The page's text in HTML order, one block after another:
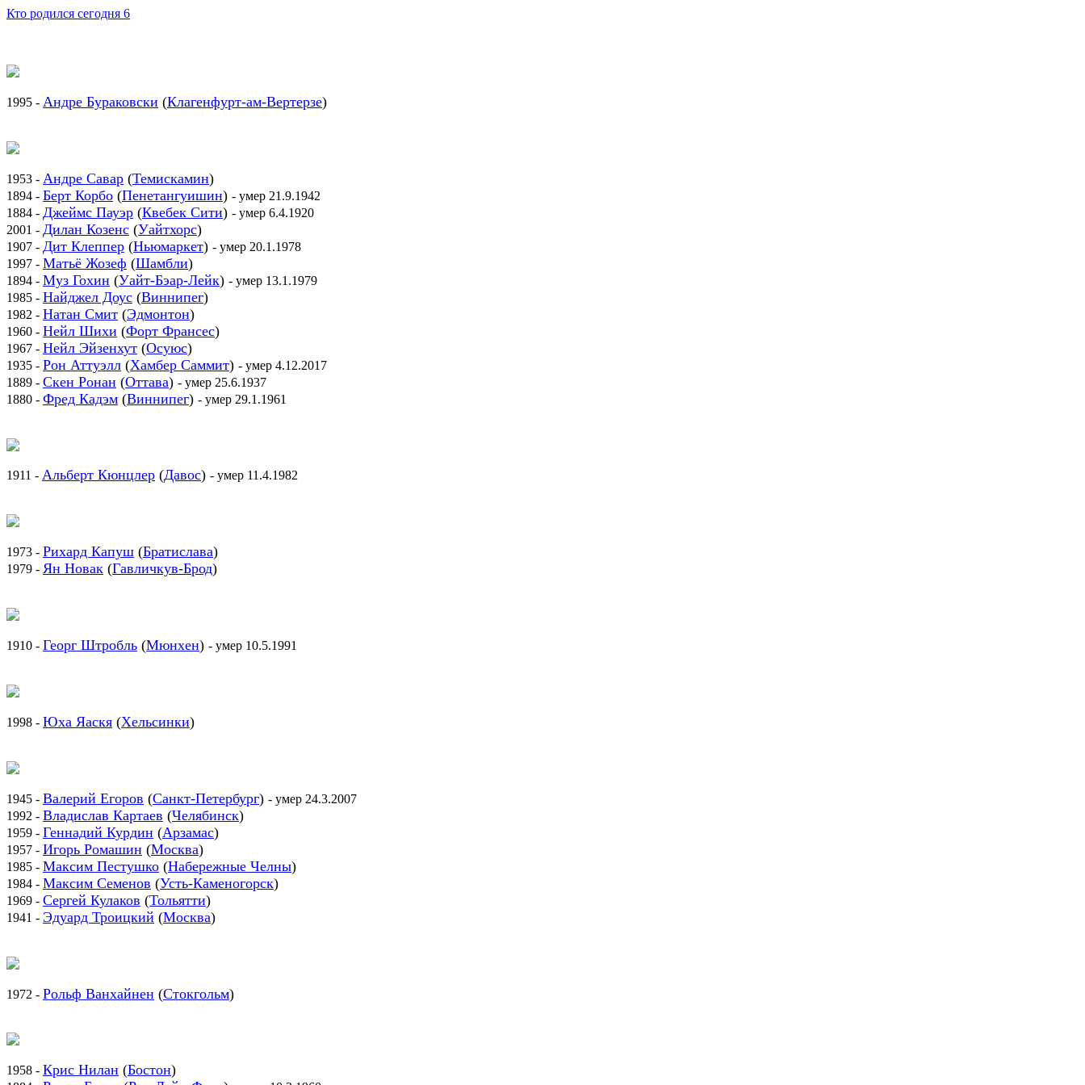
Кто родился сегодня 6
1995 - Андре Бураковски (Клагенфурт-ам-Вертерзе)
1953 - Андре Савар (Темискамин)
1894 - Берт Корбо (Пенетангуишин) - умер 21.9.1942
1884 - Джеймс Пауэр (Квебек Сити) - умер 6.4.1920
2001 - Дилан Козенс (Уайтхорс)
1907 - Дит Клеппер (Ньюмаркет) - умер 20.1.1978
1997 - Матьё Жозеф (Шамбли)
1894 - Муз Гохин (Уайт-Бэар-Лейк) - умер 13.1.1979
1985 - Найджел Доус (Виннипег)
1982 - Натан Смит (Эдмонтон)
1960 - Нейл Шихи (Форт Франсес)
1967 - Нейл Эйзенхут (Осуюс)
1935 - Рон Аттуэлл (Хамбер Саммит) - умер 4.12.2017
1889 - Скен Ронан (Оттава) - умер 25.6.1937
1880 - Фред Кадэм (Виннипег) - умер 29.1.1961
1911 - Альберт Кюнцлер (Давос) - умер 11.4.1982
1973 - Рихард Капуш (Братислава)
1979 - Ян Новак (Гавличкув-Брод)
1910 - Георг Штробль (Мюнхен) - умер 10.5.1991
1998 - Юха Яаскя (Хельсинки)
1945 - Валерий Егоров (Санкт-Петербург) - умер 24.3.2007
1992 - Владислав Картаев (Челябинск)
1959 - Геннадий Курдин (Арзамас)
1957 - Игорь Ромашин (Москва)
1985 - Максим Пестушко (Набережные Челны)
1984 - Максим Семенов (Усть-Каменогорск)
1969 - Сергей Кулаков (Тольятти)
1941 - Эдуард Троицкий (Москва)
1972 - Рольф Ванхайнен (Стокгольм)
1958 - Крис Нилан (Бостон)